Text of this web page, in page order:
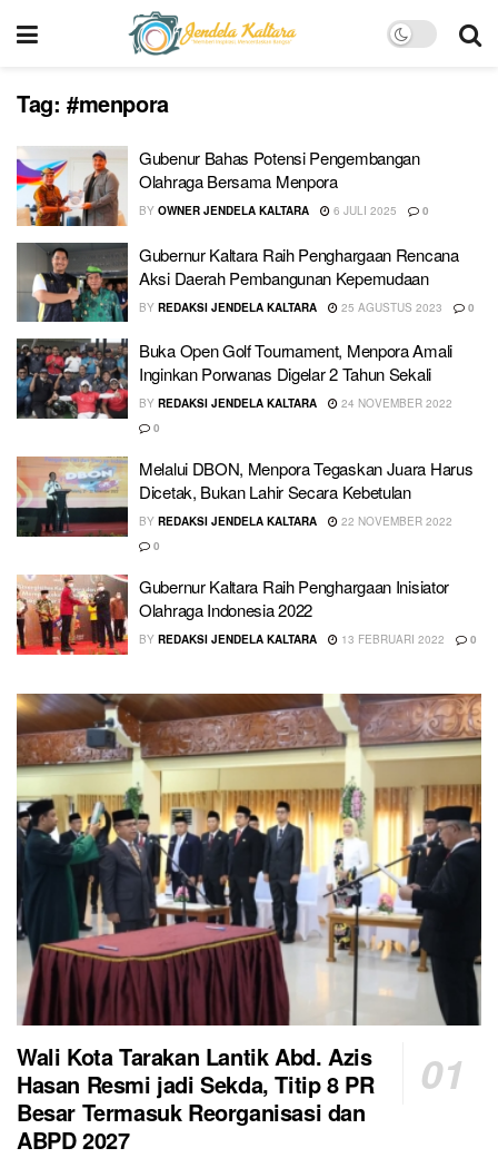
Tag: #menpora
Gubenur Bahas Potensi Pengembangan
Olahraga Bersama Menpora
BY OWNER JENDELA KALTARA 6 JULI 2025 0
Gubernur Kaltara Raih Penghargaan Rencana
Aksi Daerah Pembangunan Kepemudaan
BY REDAKSI JENDELA KALTARA 25 AGUSTUS 2023 0
Buka Open Golf Tournament, Menpora Amali
Inginkan Porwanas Digelar 2 Tahun Sekali
BY REDAKSI JENDELA KALTARA
24 NOVEMBER 2022
0
Melalui DBON, Menpora Tegaskan Juara Harus
Dicetak, Bukan Lahir Secara Kebetulan
BY REDAKSI JENDELA KALTARA
22 NOVEMBER 2022
0
Gubernur Kaltara Raih Penghargaan Inisiator
Olahraga Indonesia 2022
BY REDAKSI JENDELA KALTARA 13 FEBRUARI 2022 0
Wali Kota Tarakan Lantik Abd. Azis
Hasan Resmi jadi Sekda, Titip 8 PR
Besar Termasuk Reorganisasi dan
ABPD 2027